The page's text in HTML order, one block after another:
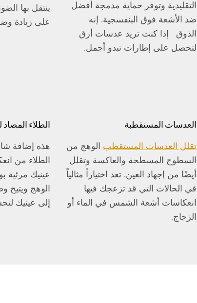
التقليدية وتوفر حماية مدمجة أفضل
ضد الأشعة فوق البنفسجية. إنه
الذوق
إذا كنت تريد عدسات أرق
لتحصل على إطارات تبدو أجمل.
ينتقل بها
على زيادة
العدسات المستقطبة
تقلل العدسات المستقطب الوهج من
السطوح المسطحة والعاكسة وتقلل
أيضًا من إجهاد العين. تعد اختياراً مثالياً
في الحالات التي قد تزعجك فيها
انعكاسات أشعة الشمس في الماء أو
الزجاج.
الطلاء
هذه إضافة
الطلاء من
عينيك مرئية
الوهج ويتيح
إلى عينيك